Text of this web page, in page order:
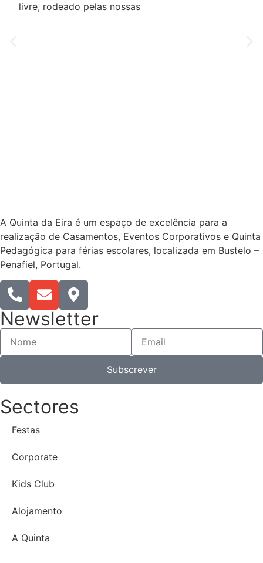
livre, rodeado pelas nossas
A Quinta da Eira é um espaço de excelência para a
realização de Casamentos, Eventos Corporativos e Quinta
Pedagógica para férias escolares, localizada em Bustelo –
Penafiel, Portugal.​
Newsletter
Subscrever
Sectores
Festas
Corporate
Kids Club
Alojamento
A Quinta